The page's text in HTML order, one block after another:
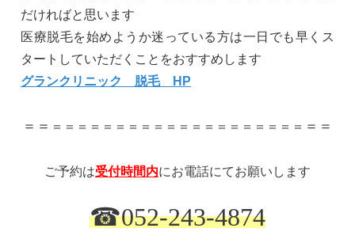
だければと思います
医療脱毛を始めようか迷っている方は一日でも早くス
タートしていただくことをおすすめします
グランクリニック 脱毛 HP
＝＝ ＝＝＝＝＝＝＝＝＝＝＝＝＝＝＝＝＝＝＝＝ ＝＝
ご予約は受付時間内にお電話にてお願いします
☎052-243-4874